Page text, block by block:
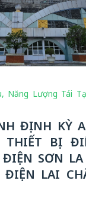
, Năng Lượng Tái
ĐỊNH KỲ
THIẾT BỊ
ĐIỆN SƠN
ĐIỆN LAI